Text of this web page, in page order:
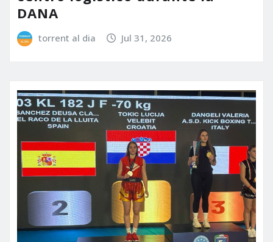
DANA
torrent al dia Jul 31, 2026